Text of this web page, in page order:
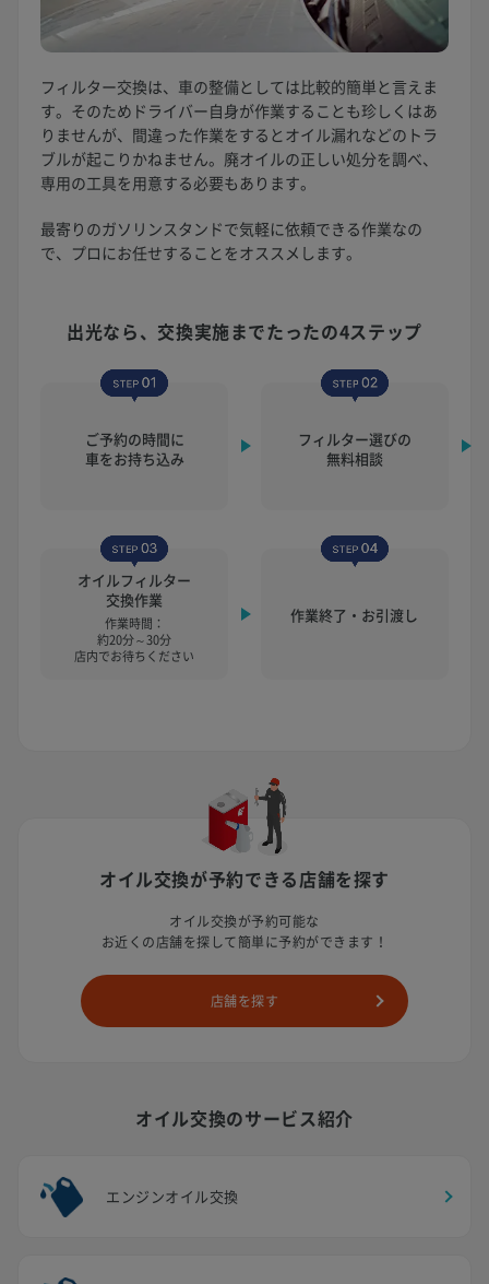
フィルター交換は、車の整備としては比較的簡単と言えま
す。そのためドライバー自身が作業することも珍しくはあ
りませんが、間違った作業をするとオイル漏れなどのトラ
ブルが起こりかねません。廃オイルの正しい処分を調べ、
専用の工具を用意する必要もあります。
最寄りのガソリンスタンドで気軽に依頼できる作業なの
で、プロにお任せすることをオススメします。
出光なら、交換実施までたったの4ステップ
ご予約の時間に
車をお持ち込み
フィルター選びの
無料相談
オイルフィルター
交換作業
作業時間：
約20分～30分
店内でお待ちください
作業終了・お引渡し
オイル交換が予約できる店舗を探す
オイル交換が予約可能な
お近くの店舗を探して簡単に予約ができます！
店舗を探す
オイル交換のサービス紹介
エンジンオイル交換